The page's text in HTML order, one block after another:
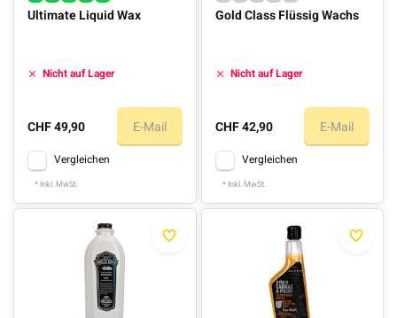
Ultimate Liquid Wax
Nicht auf Lager
CHF 49,90 E-Mail
Vergleichen
* Inkl. MwSt.
Gold Class Flüssig Wachs
Nicht auf Lager
CHF 42,90 E-Mail
Vergleichen
* Inkl. MwSt.